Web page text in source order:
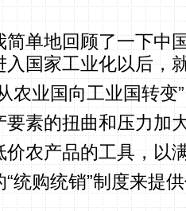
简单地回顾了一下中
国家工业化以后，
农业国向工业国转
素的扭曲和压力加
农产品的工具，以
统购统销”制度来提